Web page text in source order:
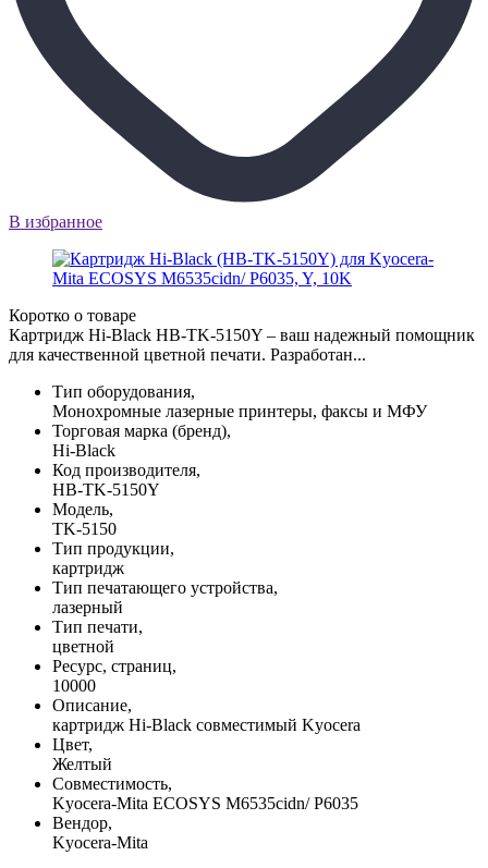
В избранное
Коротко о товаре
Картридж Hi-Black HB-TK-5150Y – ваш надежный помощник
для качественной цветной печати. Разработан...
Тип оборудования,
Монохромные лазерные принтеры, факсы и МФУ
Торговая марка (бренд),
Hi-Black
Код производителя,
HB-TK-5150Y
Модель,
TK-5150
Тип продукции,
картридж
Тип печатающего устройства,
лазерный
Тип печати,
цветной
Ресурс, страниц,
10000
Описание,
картридж Hi-Black совместимый Kyocera
Цвет,
Желтый
Совместимость,
Kyocera-Mita ECOSYS M6535cidn/ P6035
Вендор,
Kyocera-Mita